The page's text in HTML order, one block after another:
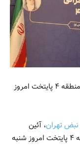
آئین بهره‌برداری از ۸ پروژه عمرانی شهرداری منطقه ۴ پایتخت امروز
نبض تهران، آئین
بهره‌برداری از ۸ پروژه عمرانی شهرداری منطقه ۴ پایتخت امروز شنبه